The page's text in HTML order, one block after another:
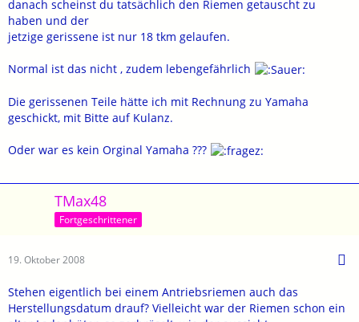
danach scheinst du tatsächlich den Riemen getauscht zu
haben und der
jetzige gerissene ist nur 18 tkm gelaufen.
Normal ist das nicht , zudem lebengefährlich
Die gerissenen Teile hätte ich mit Rechnung zu Yamaha
geschickt, mit Bitte auf Kulanz.
Oder war es kein Orginal Yamaha ???
TMax48
Fortgeschrittener
19. Oktober 2008
Stehen eigentlich bei einem Antriebsriemen auch das
Herstellungsdatum drauf? Vielleicht war der Riemen schon ein